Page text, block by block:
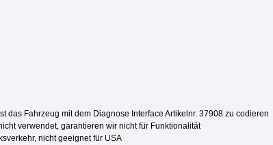
das Fahrzeug mit dem Diagnose Interface Artikelnr. 37908 zu codieren
verwendet, garantieren wir nicht für Funktionalität
nicht geeignet für USA